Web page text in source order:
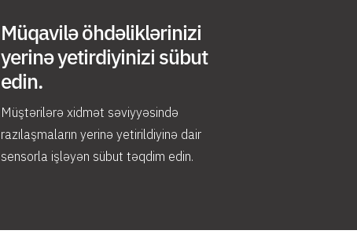
Müqavilə öhdəliklərinizi
yerinə yetirdiyinizi sübut
edin.
Müştərilərə xidmət səviyyəsində
razılaşmaların yerinə yetirildiyinə dair
sensorla işləyən sübut təqdim edin.